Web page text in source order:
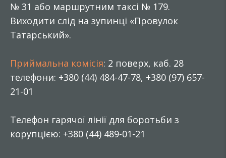
№ 31 або маршрутним таксі № 179.
Виходити слід на зупинці «Провулок
Татарський».
Приймальна комісія: 2 поверх, каб. 28
телефони: +380 (44) 484-47-78, +380 (97) 657-
21-01
Телефон гарячої лінії для боротьби з
корупцією: +380 (44) 489-01-21